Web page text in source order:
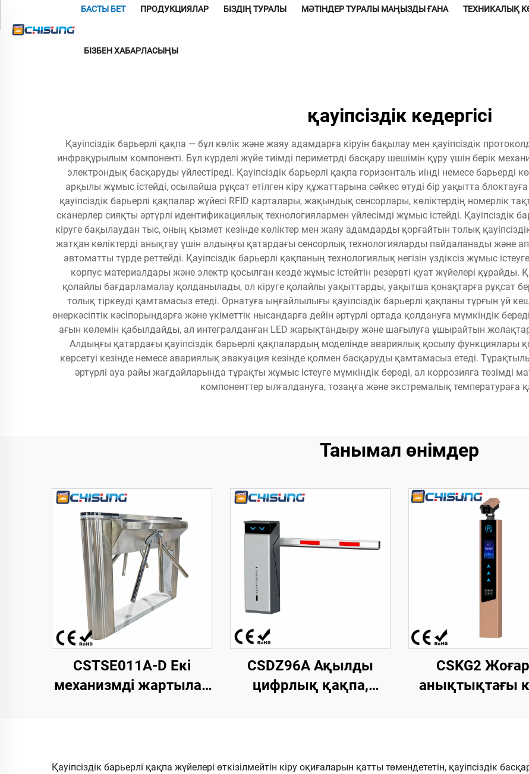
БАСТЫ БЕТ ПРОДУКЦИЯЛАР БІЗДІҢ ТУРАЛЫ МӘТІНДЕР ТУРАЛЫ МАҢЫЗДЫ ҒАНА ТЕХНИКАЛЫҚ
БІЗБЕН ХАБАРЛАСЫҢЫ
қауіпсіздік кедергісі
Қауіпсіздік барьерлі қақпа — бұл көлік және жаяу адамдарға кіруін бақылау мен қауіпсіздік
инфрақұрылым компоненті. Бұл күрделі жүйе тиімді периметрді басқару шешімін құру үшін берік
электрондық басқаруды үйлестіреді. Қауіпсіздік барьерлі қақпа горизонталь иінді немесе барьерді
арқылы жұмыс істейді, осылайша рұқсат етілген кіру құжаттарына сәйкес өтуді бір уақытта
қауіпсіздік барьерлі қақпалар жүйесі RFID карталары, жақындық сенсорлары, көліктердің номерлік
сканерлер сияқты әртүрлі идентификациялық технологиялармен үйлесімді жұмыс істейді. Қауіпсіздік
кіруге бақылаудан тыс, оның қызмет кезінде көліктер мен жаяу адамдарды қорғайтын толық
жатқан көліктерді анықтау үшін алдыңғы қатардағы сенсорлық технологияларды пайдаланады және
автоматты түрде реттейді. Қауіпсіздік барьерлі қақпаның технологиялық негізін үздіксіз жұмыс
корпус материалдары және электр қосылған кезде жұмыс істейтін резервті қуат жүйелері құрайды.
қолайлы бағдарламалау қолданылады, ол кіруге қолайлы уақыттарды, уақытша қонақтарға рұқсат
толық тіркеуді қамтамасыз етеді. Орнатуға ыңғайлылығы қауіпсіздік барьерлі қақпаны тұрғын үй
өнеркәсіптік кәсіпорындарға және үкіметтік нысандарға дейін әртүрлі ортада қолдануға мүмкіндік
ағын көлемін қабылдайды, ал интегралданған LED жарықтандыру және шағылуға ұшырайтын жолақтар
Алдыңғы қатардағы қауіпсіздік барьерлі қақпалардың моделінде авариялық қосылу функциялары
көрсетуі кезінде немесе авариялық эвакуация кезінде қолмен басқаруды қамтамасыз етеді.
әртүрлі ауа райы жағдайларында тұрақты жұмыс істеуге мүмкіндік береді, ал коррозияға төзімді
компоненттер ылғалдануға, тозаңға және экстремалық температураға
Танымал өнімдер
CSTSE011A-D Екі
механизмді жартылай
470 мм ені х 980 мм
CSDZ96A Ақылды
цифрлық қақпа,
адамсыз паркинг
CSKG2
анықтықтағы
дюймдық LCD
Қауіпсіздік барьерлі қақпа жүйелері өткізілмейтін кіру оқиғаларын қатты төмендететін, қауіпсіздік